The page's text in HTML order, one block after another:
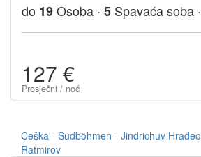
do 19Osoba · 5 Spavaća soba ·
127 €
Prosječni / noć
Ceška - Südböhmen - Jindrichuv Hradec
Ratmirov